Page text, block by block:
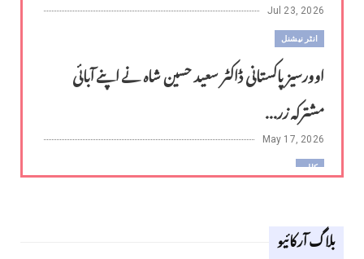
Jul 23, 2026
انٹر نیشنل
اوورسیز پاکستانی ڈاکٹر سعید حسین شاہ نے اپنے آبائی
مشترکہ زر...
May 17, 2026
کالم
Apr 18, 2026
بلاگ آرکائیو